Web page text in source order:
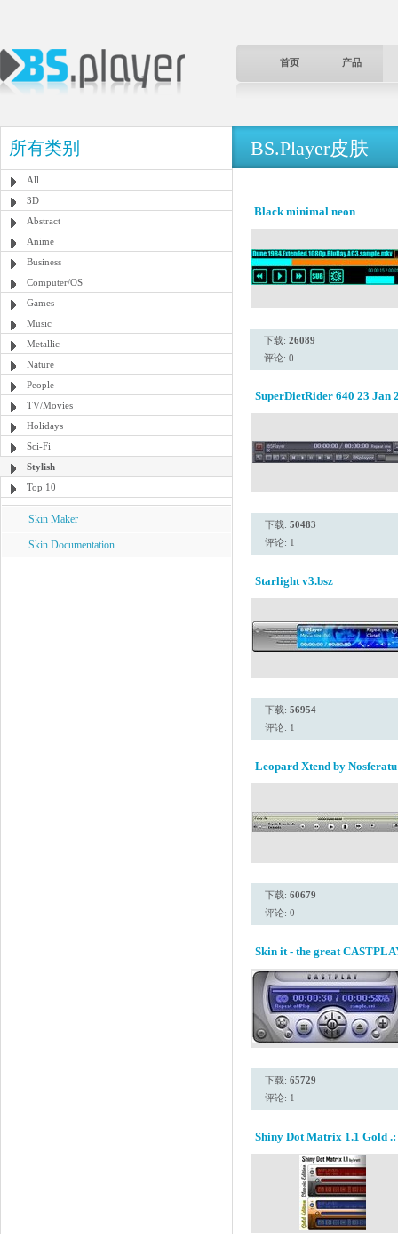
首页 产品
所有类别
All
3D
Abstract
Anime
Business
Computer/OS
Games
Music
Metallic
Nature
People
TV/Movies
Holidays
Sci-Fi
Stylish
Top 10
Skin Maker
Skin Documentation
BS.Player皮肤
Black minimal neon
下载: 26089
评论: 0
SuperDietRider 640 23 Jan
下载: 50483
评论: 1
Starlight v3.bsz
下载: 56954
评论: 1
Leopard Xtend by
下载: 60679
评论: 0
Skin it - the great
下载: 65729
评论: 1
Shiny Dot Matrix 1.1 Gold